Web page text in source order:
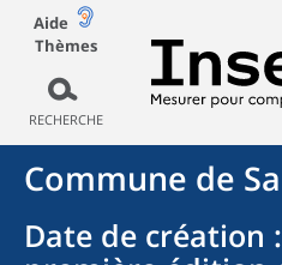
Aide
Thèmes
RECHERCHE
Commune de
Date de création